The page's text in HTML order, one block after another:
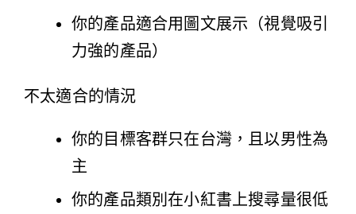
你的產品適合用圖文展示（視覺吸引
力強的產品）
不太適合的情況
你的目標客群只在台灣，且以男性為
主
你的產品類別在小紅書上搜尋量很低